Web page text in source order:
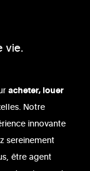
vie.
acheter, louer
Notre
innovante
sereinement
être agent